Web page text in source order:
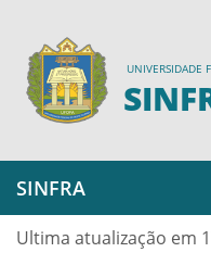
UNIVERSIDADE
SINFRA
Ultima atualização em